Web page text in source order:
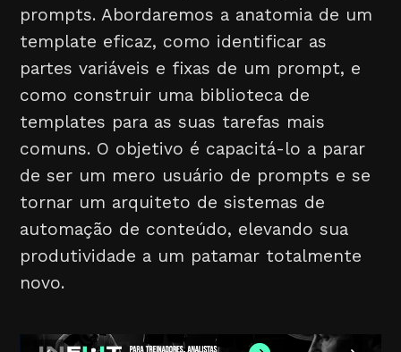
prompts. Abordaremos a anatomia de um
template eficaz, como identificar as
partes variáveis e fixas de um prompt, e
como construir uma biblioteca de
templates para as suas tarefas mais
comuns. O objetivo é capacitá-lo a parar
de ser um mero usuário de prompts e se
tornar um arquiteto de sistemas de
automação de conteúdo, elevando sua
produtividade a um patamar totalmente
novo.